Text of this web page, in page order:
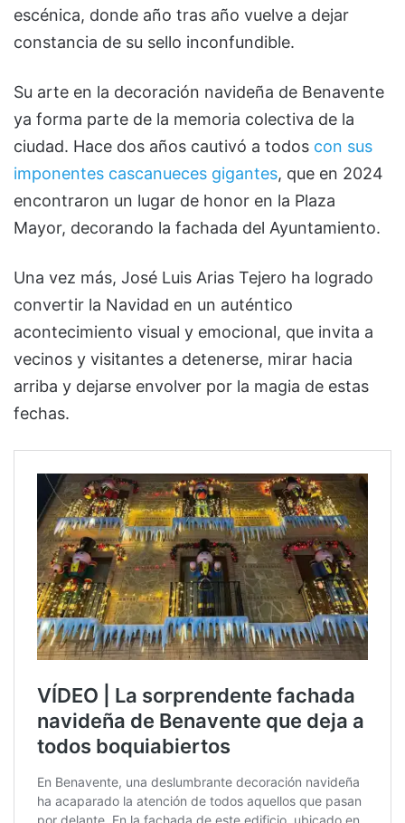
escénica, donde año tras año vuelve a dejar
constancia de su sello inconfundible.
Su arte en la decoración navideña de Benavente
ya forma parte de la memoria colectiva de la
ciudad. Hace dos años cautivó a todos con sus
imponentes cascanueces gigantes, que en 2024
encontraron un lugar de honor en la Plaza
Mayor, decorando la fachada del Ayuntamiento.
Una vez más, José Luis Arias Tejero ha logrado
convertir la Navidad en un auténtico
acontecimiento visual y emocional, que invita a
vecinos y visitantes a detenerse, mirar hacia
arriba y dejarse envolver por la magia de estas
fechas.